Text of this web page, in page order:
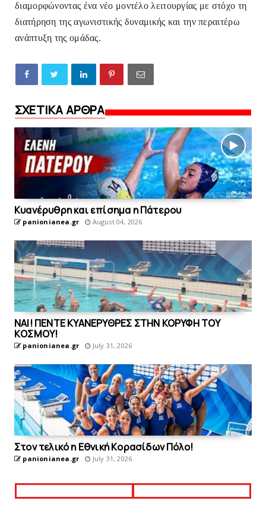
διαμορφώνοντας ένα νέο μοντέλο λειτουργίας με στόχο τη
διατήρηση της αγωνιστικής δυναμικής και την περαιτέρω
ανάπτυξη της ομάδας.
ΣΧΕΤΙΚΑ ΑΡΘΡΑ
Kυανέρυθρη και επίσημα η Πάτερου
panionianea.gr August 04, 2026
ΝΑΙ! ΠΕΝΤΕ ΚΥΑΝΕΡΥΘΡΕΣ ΣΤΗΝ ΚΟΡΥΦΗ ΤΟΥ
ΚOΣΜΟΥ!
panionianea.gr July 31, 2026
Στον τελικό η Eθνική Kορασίδων Πόλο!
panionianea.gr July 31, 2026